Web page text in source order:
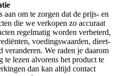
om te zorgen dat de prijs- en
die we verkopen zo accuraat
regelmatig worden verbeterd,
voedingswaarden, dieet-
veranderen. We raden je daarom
te lezen alvorens het product te
dan kan altijd contact